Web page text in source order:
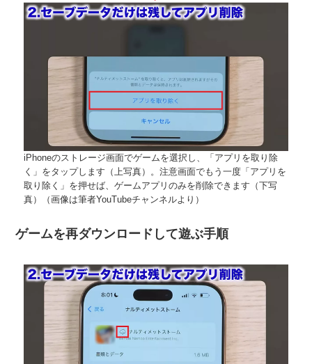
iPhoneのストレージ画面でゲームを選択し、「アプリを取り除
く」をタップします（上写真）。注意画面でもう一度「アプリを
取り除く」を押せば、ゲームアプリのみを削除できます（下写
真）（画像は筆者YouTubeチャンネルより）
ゲームを再ダウンロードして遊ぶ手順